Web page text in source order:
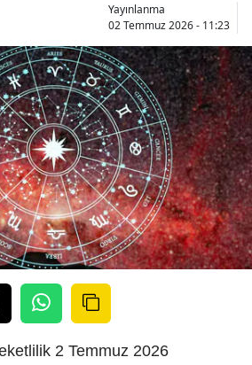
Yayınlanma
02 Temmuz 2026 - 11:23
2 Temmuz 2026